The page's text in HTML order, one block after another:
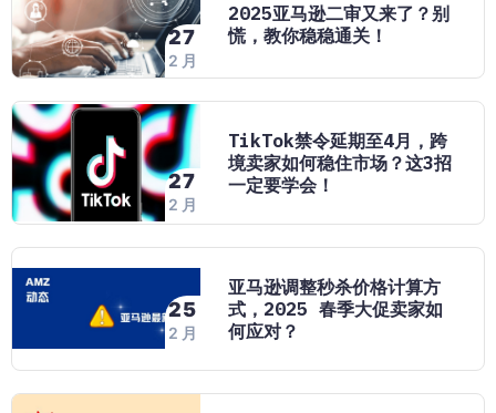
27
2 月
2025亚马逊二审又来了？别
慌，教你稳稳通关！
27
2 月
TikTok禁令延期至4月，跨
境卖家如何稳住市场？这3招
一定要学会！
25
2 月
亚马逊调整秒杀价格计算方
式，2025 春季大促卖家如
何应对？